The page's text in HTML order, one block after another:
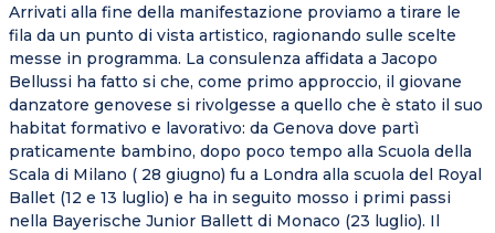
Arrivati alla fine della manifestazione proviamo a tirare le
fila da un punto di vista artistico, ragionando sulle scelte
messe in programma. La consulenza affidata a Jacopo
Bellussi ha fatto si che, come primo approccio, il giovane
danzatore genovese si rivolgesse a quello che è stato il suo
habitat formativo e lavorativo: da Genova dove partì
praticamente bambino, dopo poco tempo alla Scuola della
Scala di Milano ( 28 giugno) fu a Londra alla scuola del Royal
Ballet (12 e 13 luglio) e ha in seguito mosso i primi passi
nella Bayerische Junior Ballett di Monaco (23 luglio). Il